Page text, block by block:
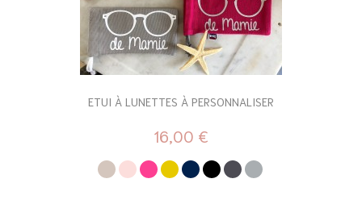
ETUI À LUNETTES À PERSONNALISER
16,00 €